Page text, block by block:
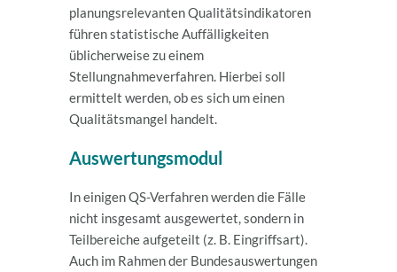
planungsrelevanten Qualitätsindikatoren
führen statistische Auffälligkeiten
üblicherweise zu einem
Stellungnahmeverfahren. Hierbei soll
ermittelt werden, ob es sich um einen
Qualitätsmangel handelt.
Auswertungsmodul
In einigen QS-Verfahren werden die Fälle
nicht insgesamt ausgewertet, sondern in
Teilbereiche aufgeteilt (z. B. Eingriffsart).
Auch im Rahmen der Bundesauswertungen